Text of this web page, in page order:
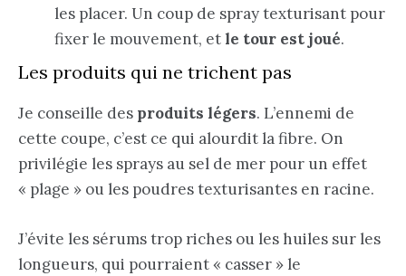
les placer. Un coup de spray texturisant pour
fixer le mouvement, et le tour est joué.
Les produits qui ne trichent pas
Je conseille des produits légers. L’ennemi de
cette coupe, c’est ce qui alourdit la fibre. On
privilégie les sprays au sel de mer pour un effet
« plage » ou les poudres texturisantes en racine.
J’évite les sérums trop riches ou les huiles sur les
longueurs, qui pourraient « casser » le